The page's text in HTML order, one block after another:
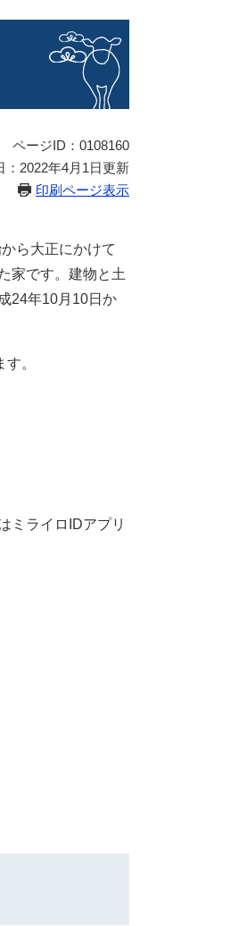
ページID：0108160
：2022年4月1日更新
印刷ページ表示
ら大正にかけて
家です。建物と土
24年10月10日か
。
ミライロIDアプリ